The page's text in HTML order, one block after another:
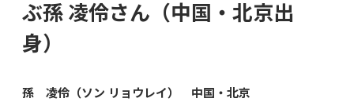
ぶ孫 凌伶さん（中国・北京出
身）
孫　凌伶（ソン リョウレイ）　中国・北京